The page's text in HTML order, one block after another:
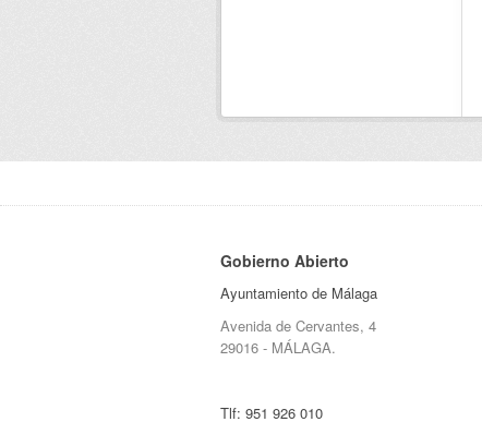
Gobierno Abierto
Ayuntamiento de Málaga
Avenida de Cervantes, 4
29016 - MÁLAGA.
Tlf: 951 926 010